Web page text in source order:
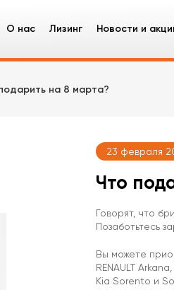
О нас Лизинг
Грузовые автомобили
Легковые автомобили
Новости и
на 8 марта?
23 февраля
Что
Говорят, что
Позаботьтесь
Вы можете
RENAULT
Kia Sorento и